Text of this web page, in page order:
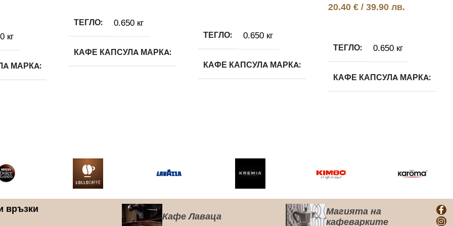
кг
МАРКA
ТЕГЛО 0.650 кг
КАФЕ КАПСУЛA МАРКA
КАФЕ КАПСУЛА
СИСТЕМА
Caffitaly System
ТЕГЛО 0.650 кг
КАФЕ КАПСУЛA МАРКA
КАФЕ КАПСУЛА
СИСТЕМА
Caffitaly System
20.40€ / 39.90 лв.
ТЕГЛО 0.650 кг
КАФЕ КАПСУЛA МАРКA
СИСТЕМА
връзки
Кафе Лаваца
Магията на
кафеварките